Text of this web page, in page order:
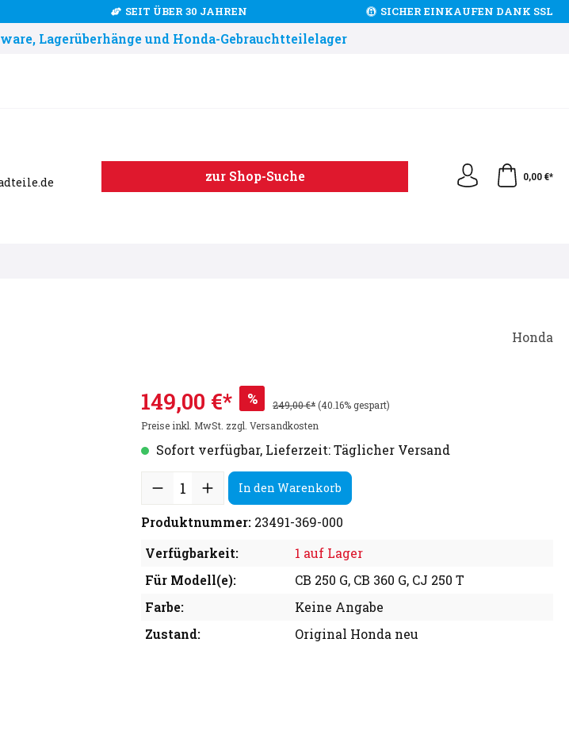
SEIT ÜBER 30 JAHREN SICHER EINKAUFEN DANK SSL
Lagerüberhänge und Honda-Gebrauchtteilelager
zur Shop-Suche 0,00 €*
Honda
149,00 €* % 249,00 €*(40.16% gespart)
Preise inkl. MwSt. zzgl. Versandkosten
Sofort verfügbar, Lieferzeit: Täglicher Versand
In den Warenkorb
Produktnummer: 23491-369-000
Verfügbarkeit:
1 auf Lager
Für Modell(e):
CB 250 G, CB 360 G, CJ 250 T
Farbe:
Keine Angabe
Zustand:
Original Honda neu